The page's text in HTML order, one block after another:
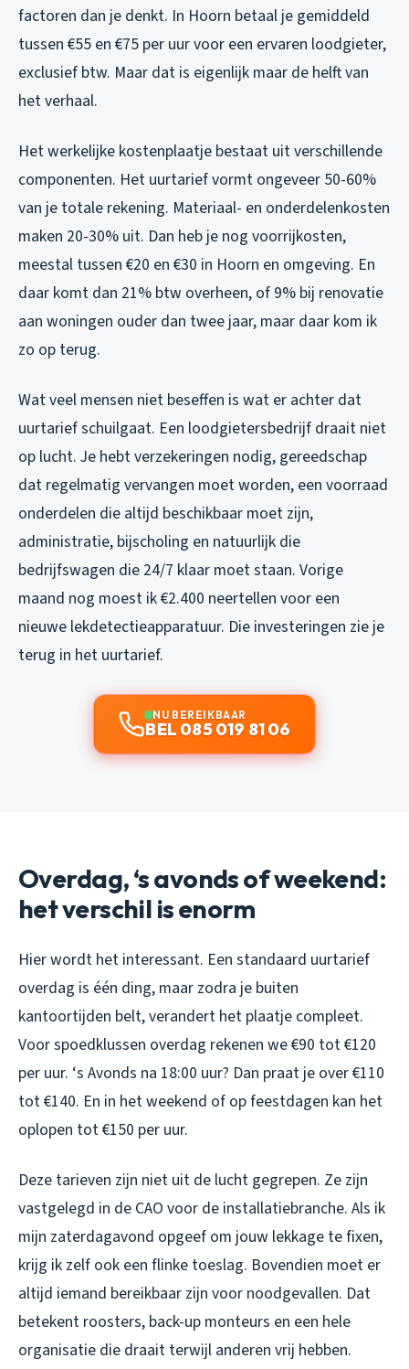
factoren dan je denkt. In Hoorn betaal je gemiddeld
tussen €55 en €75 per uur voor een ervaren loodgieter,
exclusief btw. Maar dat is eigenlijk maar de helft van
het verhaal.
Het werkelijke kostenplaatje bestaat uit verschillende
componenten. Het uurtarief vormt ongeveer 50-60%
van je totale rekening. Materiaal- en onderdelenkosten
maken 20-30% uit. Dan heb je nog voorrijkosten,
meestal tussen €20 en €30 in Hoorn en omgeving. En
daar komt dan 21% btw overheen, of 9% bij renovatie
aan woningen ouder dan twee jaar, maar daar kom ik
zo op terug.
Wat veel mensen niet beseffen is wat er achter dat
uurtarief schuilgaat. Een loodgietersbedrijf draait niet
op lucht. Je hebt verzekeringen nodig, gereedschap
dat regelmatig vervangen moet worden, een voorraad
onderdelen die altijd beschikbaar moet zijn,
administratie, bijscholing en natuurlijk die
bedrijfswagen die 24/7 klaar moet staan. Vorige
maand nog moest ik €2.400 neertellen voor een
nieuwe lekdetectieapparatuur. Die investeringen zie je
terug in het uurtarief.
NU BEREIKBAAR
BEL 085 019 81 06
Overdag, ‘s avonds of weekend:
het verschil is enorm
Hier wordt het interessant. Een standaard uurtarief
overdag is één ding, maar zodra je buiten
kantoortijden belt, verandert het plaatje compleet.
Voor spoedklussen overdag rekenen we €90 tot €120
per uur. ‘s Avonds na 18:00 uur? Dan praat je over €110
tot €140. En in het weekend of op feestdagen kan het
oplopen tot €150 per uur.
Deze tarieven zijn niet uit de lucht gegrepen. Ze zijn
vastgelegd in de CAO voor de installatiebranche. Als ik
mijn zaterdagavond opgeef om jouw lekkage te fixen,
krijg ik zelf ook een flinke toeslag. Bovendien moet er
altijd iemand bereikbaar zijn voor noodgevallen. Dat
betekent roosters, back-up monteurs en een hele
organisatie die draait terwijl anderen vrij hebben.